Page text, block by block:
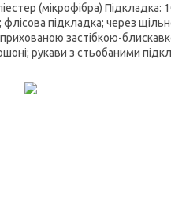
(мікрофібра) Підкладка:
підкладка; через
застібкою-
рукави з стьобаними